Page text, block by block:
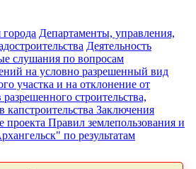
Департаменты, управления,
Деятельность
слушания по вопросам
на условно разрешенный вид
участка и на отклонение от
строительства,
капстроительства Заключения
проекта Правил землепользования и
по результатам